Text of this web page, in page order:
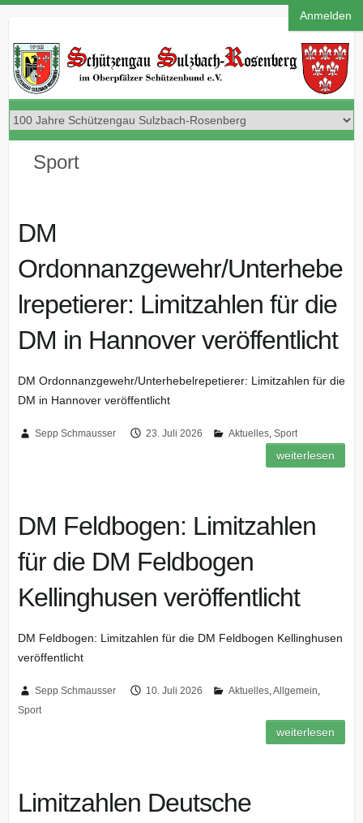
Anmelden
Sport
DM
Ordonnanzgewehr/Unterhebe
lrepetierer: Limitzahlen für die
DM in Hannover veröffentlicht
DM Ordonnanzgewehr/Unterhebelrepetierer: Limitzahlen für die
DM in Hannover veröffentlicht
Sepp Schmausser 23. Juli 2026 Aktuelles, Sport
weiterlesen
DM Feldbogen: Limitzahlen
für die DM Feldbogen
Kellinghusen veröffentlicht
DM Feldbogen: Limitzahlen für die DM Feldbogen Kellinghusen
veröffentlicht
Sepp Schmausser 10. Juli 2026 Aktuelles,Allgemein,
Sport
weiterlesen
Limitzahlen Deutsche